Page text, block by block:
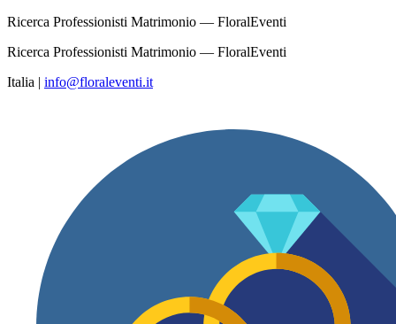
Ricerca Professionisti Matrimonio — FloralEventi
Ricerca Professionisti Matrimonio — FloralEventi
Italia | info@floraleventi.it